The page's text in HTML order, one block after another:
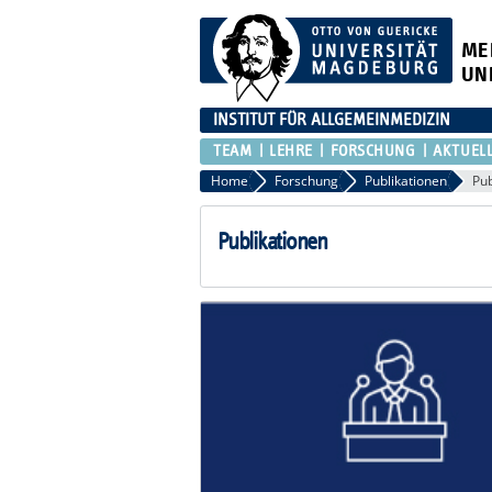
INSTITUT FÜR ALLGEMEINMEDIZIN
TEAM LEHRE FORSCHUNG
Home Forschung Publikationen
Publikationen